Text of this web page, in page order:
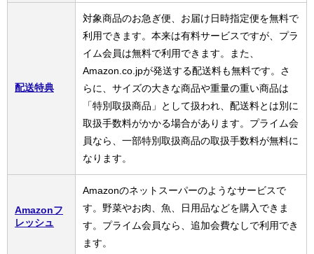
配送特典
対象商品のお急ぎ便、お届け日時指定便を無料で
利用できます。本来は有料サービスですが、プラ
イム会員は無料で利用できます。また、
Amazon.co.jpが発送する配送料も無料です。さ
らに、サイズの大きな商品や重量の重い商品は
「特別取扱商品」として扱われ、配送料とは別に
取扱手数料がかかる場合があります。プライム会
員なら、一部特別取扱商品の取扱手数料が無料に
なります。
Amazonフ
レッシュ
Amazonのネットスーパーのようなサービスで
す。野菜やお肉、魚、日用品などを購入できま
す。プライム会員なら、追加会費なしで利用でき
ます。